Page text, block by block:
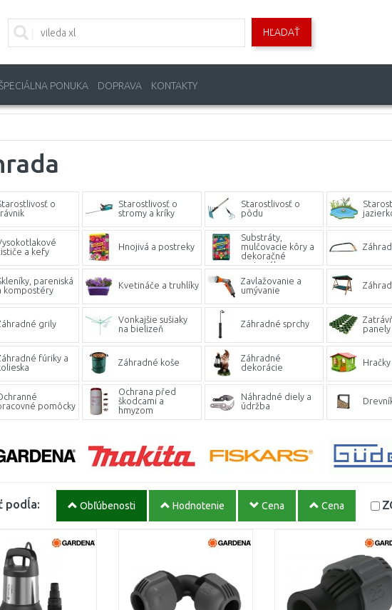
HĽADAŤ
ŠPECIÁLNA PONUKA DOPRAVA KONTAKTY
o
Starostlivosť o
stromy a kríky
Starostlivosť o
pôdu
a kefy
Hnojivá a postreky
Substráty,
mulčovacie kôry a
dekoračné
materiály
pareniská
kompostéry
Kvetináče a truhlíky
Zavlažovanie a
umývanie
grily
Vonkajšie sušiaky
na bielizeň
Záhradné sprchy
fúriky a
Záhradné koše
Záhradné
dekorácie
pomôcky
Ochrana před
škodcami a
hmyzom
Náhradné diely a
údržba
podĺa: Obľúbenosti Hodnotenie Cena Cena